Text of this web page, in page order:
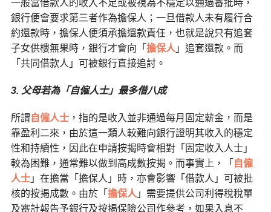
一般當借款人的收入不足或被視為不穩定以通過審批時，
銀行便會要求第三者作為擔保人；一旦借款人未有履行合
約還款時，擔保人便須承擔還款責任，也就是說只有追套
子女供樓無果時，銀行才會向「 擔保人 」追套還款。而
「共同借款人」可被銀行直接追討。
3. 父母若為「自僱人士」最多借八成
所謂 自僱人士，指的是收入並非通過每月固定薪金，而是
靠盈利二來，由於這一類人較難向銀行證明其收入的穩定
性和持續性，因此在申請按揭時會相對「固定收入人士」
較為困難，通常難以做到高成數按揭。而事實上，「 自僱
人士」在擔當「擔保人」時，亦會影響「借款人」可被批
核的按揭成數。由於「 擔保人 」需要提供公司利得稅稅單
及審計報告予銀行及按揭保險公司作參考，如果入息不